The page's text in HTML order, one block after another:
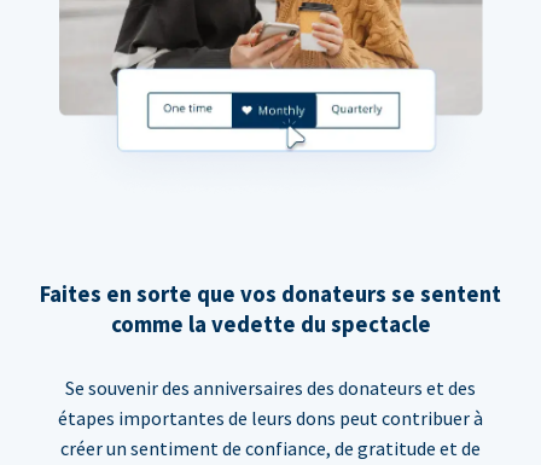
Faites en sorte que vos donateurs se sentent
comme la vedette du spectacle
Se souvenir des anniversaires des donateurs et des
étapes importantes de leurs dons peut contribuer à
créer un sentiment de confiance, de gratitude et de